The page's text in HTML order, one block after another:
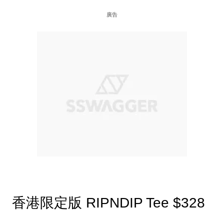
廣告
香港限定版 RIPNDIP Tee $328